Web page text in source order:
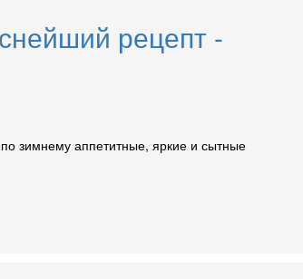
рецепт -
зимнему аппетитные, яркие и сытные